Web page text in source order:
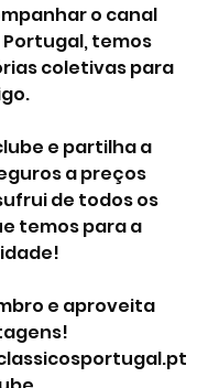
o canal
Portugal, temos
coletivas para
e partilha a
a preços
de todos os
temos para a
e aproveita